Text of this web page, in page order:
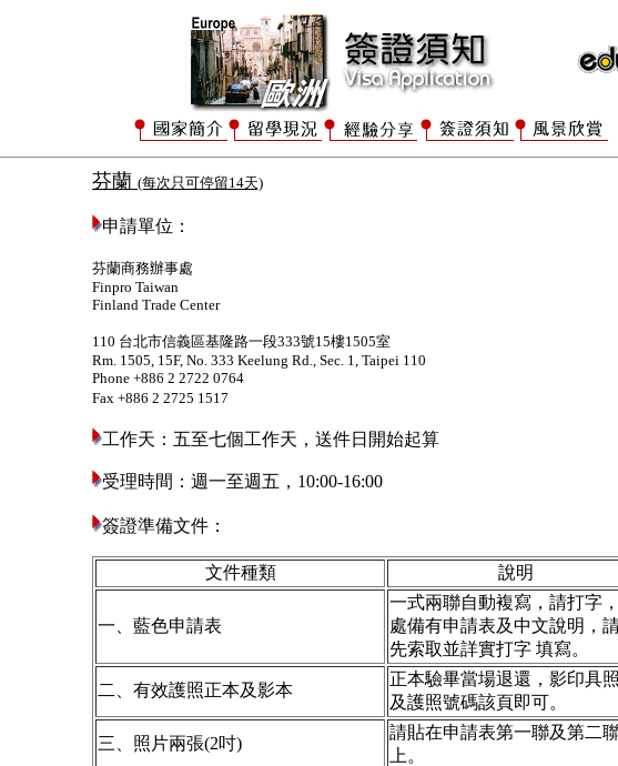
芬蘭 (每次只可停留14天)
申請單位：
芬蘭商務辦事處
Finpro Taiwan
Finland Trade Center
110 台北市信義區基隆路一段333號15樓1505室
Rm. 1505, 15F, No. 333 Keelung Rd., Sec. 1, Taipei 110
Phone +886 2 2722 0764
Fax +886 2 2725 1517
工作天：五至七個工作天，送件日開始起算
受理時間：週一至週五，10:00-16:00
簽證準備文件：
文件種類 說明
一、藍色申請表
一式兩聯自動複寫，請打字
處備有申請表及中文說明，
先索取並詳實打字 填寫。
二、有效護照正本及影本
正本驗畢當場退還，影印具
及護照號碼該頁即可。
三、照片兩張(2吋)
請貼在申請表第一聯及第二
上。